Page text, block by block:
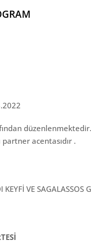
partner acentasıdır .
VE SAGALASSOS